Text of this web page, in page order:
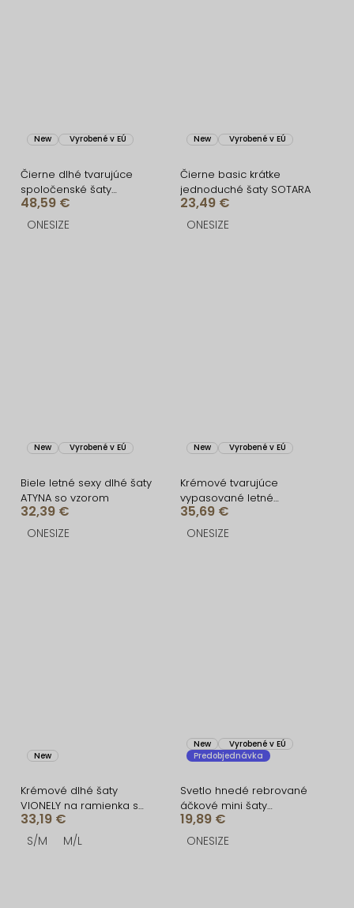
New Vyrobené v EÚ
Čierne dlhé tvarujúce
spoločenské šaty
BRANFLA s výstrihom
48,59 €
ONESIZE
New Vyrobené v EÚ
Čierne basic krátke
jednoduché šaty SOTARA
23,49 €
ONESIZE
New Vyrobené v EÚ
Biele letné sexy dlhé šaty
ATYNA so vzorom
32,39 €
ONESIZE
New Vyrobené v EÚ
Krémové tvarujúce
vypasované letné
áčkové midi šaty VORTA
35,69 €
ONESIZE
New
Krémové dlhé šaty
VIONELY na ramienka s
čiernymi bodkami
33,19 €
S/M M/L
New
Vyrobené v EÚ
Predobjednávka
Svetlo hnedé rebrované
áčkové mini šaty
CASSYNE
19,89 €
ONESIZE